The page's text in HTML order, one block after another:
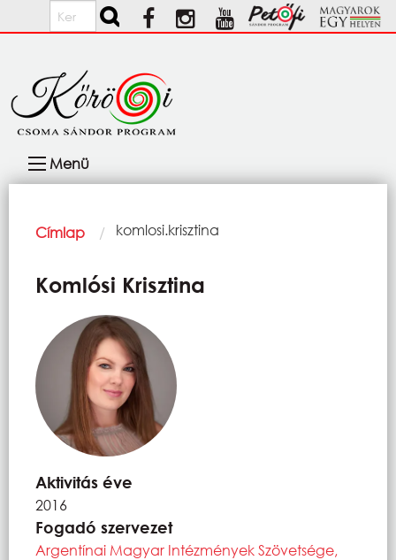
Ugrás a tartalomra
Keresés
navigáció
Menü
Morzsa
Címlap Current:
komlosi.krisztina
Komlósi Krisztina
Aktivitás éve
2016
Fogadó szervezet
Argentínai Magyar Intézmények Szövetsége,